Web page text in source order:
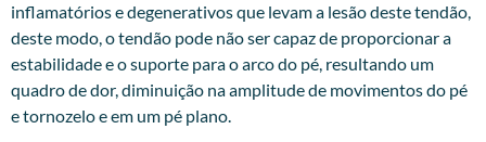
inflamatórios e degenerativos que levam a lesão deste tendão,
deste modo, o tendão pode não ser capaz de proporcionar a
estabilidade e o suporte para o arco do pé, resultando um
quadro de dor, diminuição na amplitude de movimentos do pé
e tornozelo e em um pé plano.